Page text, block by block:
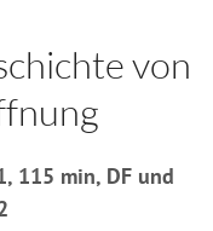
von
115 min, DF und